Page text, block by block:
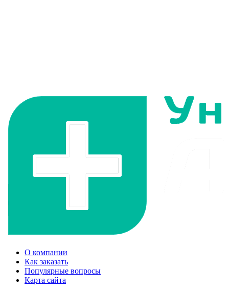
О компании
Как заказать
Популярные вопросы
Карта сайта